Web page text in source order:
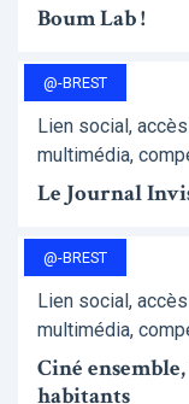
Boum Lab !
@-BREST
Lien social,
multimédia,
Le Journal
@-BREST
Lien social,
multimédia,
Ciné
habitants